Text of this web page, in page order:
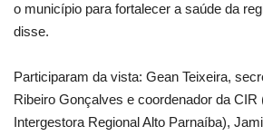
o município para fortalecer a saúde da
disse.
Participaram da vista: Gean Teixeira,
Ribeiro Gonçalves e coordenador da CIR
Intergestora Regional Alto Parnaíba),